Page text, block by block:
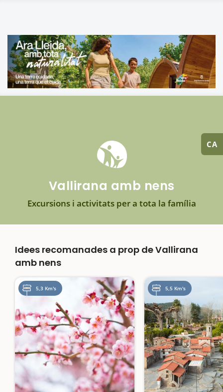
CA
Vallirana amb nens
Excursions i activitats per a tota la família
Idees recomanades a prop de Vallirana
amb nens
5,3 Km's 5,5 Km's